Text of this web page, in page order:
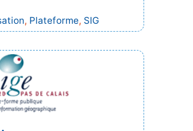
, Plateforme, SIG